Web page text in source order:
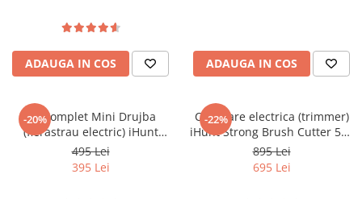
ADAUGA IN COS ADAUGA IN COS
-20%
Kit Complet Mini Drujba
(fierastrau electric) iHunt
Strong Chainsaw 21V Power
495 Lei
395 Lei
-22%
Cositoare electrica (trimmer)
iHunt Strong Brush Cutter 58V
Power
895 Lei
695 Lei